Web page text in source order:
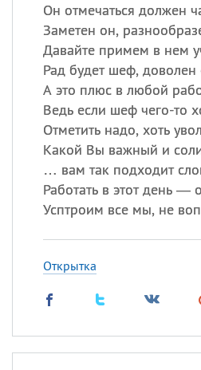
Он отмечаться должен
Заметен он,
Давайте примем в нем
Рад будет шеф, доволен
А это плюс в любой
Ведь если шеф чего-то
Отметить надо, хоть
Какой Вы важный и
… вам так подходит
Работать в этот день —
Усптроим все мы, не
Открытка